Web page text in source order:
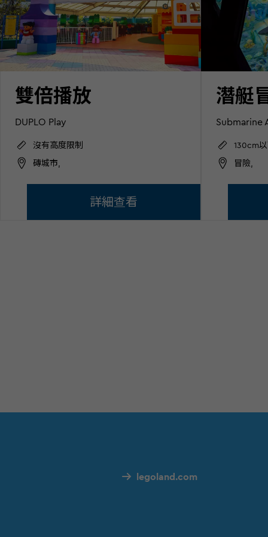
雙倍播放
DUPLO Play
沒有高度限制
磚城市,
詳細查看
潛艇
Submarine
130cm
冒險,
legoland.com